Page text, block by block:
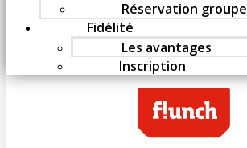
Réservation groupe
Fidélité
Les avantages
Inscription